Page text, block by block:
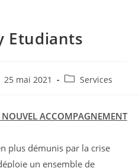
Etudiants
25 mai 2021
Post Services
ACCOMPAGNEMENT
plus démunis par la crise
un ensemble de